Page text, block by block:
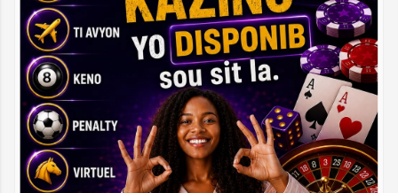
Suisse - Challenge League
+315
07 août 01:15 PM
FC Aarau
FC Stade Nyonnais
x 4.67 2
Allemagne - Bundesliga 2
+560
07 août 01:30 PM